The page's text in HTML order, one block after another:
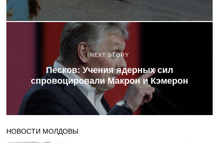
NEXT STORY
Песков: Учения ядерных сил
спровоцировали Макрон и Кэмерон
НОВОСТИ МОЛДОВЫ